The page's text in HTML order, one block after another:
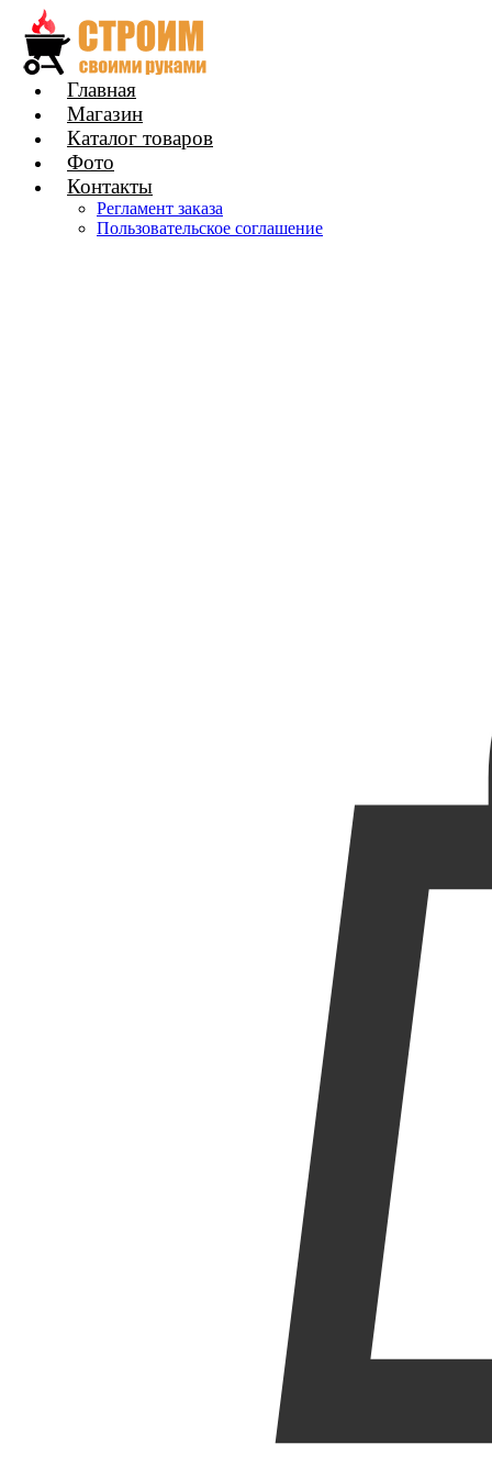
Главная
Магазин
Каталог товаров
Фото
Контакты
Регламент заказа
Пользовательское соглашение